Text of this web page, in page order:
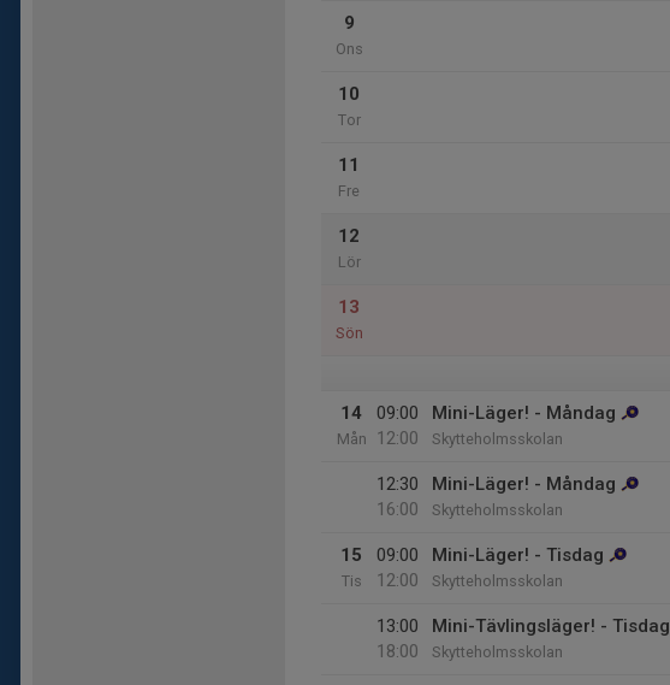
9
Ons
10
Tor
11
Fre
12
Lör
13
Sön
14
Mån
09:00
12:00
Mini-Läger! - Måndag
Skytteholmsskolan
12:30
16:00
Mini-Läger! - Måndag
Skytteholmsskolan
15
Tis
09:00
12:00
Mini-Läger! - Tisdag
Skytteholmsskolan
13:00
18:00
Mini-Tävlingsläger! - Tisdag
Skytteholmsskolan